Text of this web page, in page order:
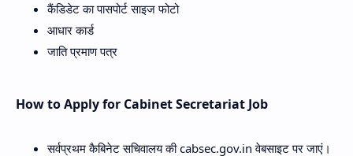
कैंडिडेट का पासपोर्ट साइज फोटो
आधार कार्ड
जाति प्रमाण पत्र
How to Apply for Cabinet Secretariat Job
सर्वप्रथम कैबिनेट सचिवालय की cabsec.gov.in वेबसाइट पर जाएं।